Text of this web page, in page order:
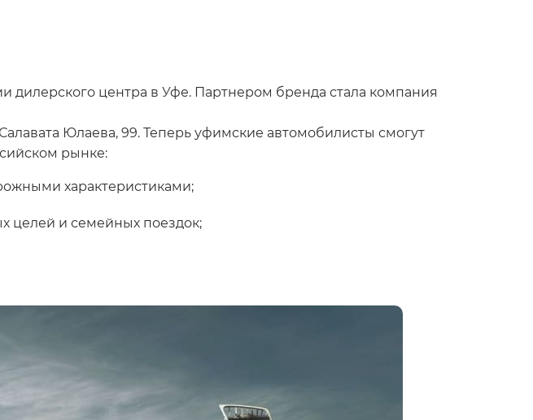
дилерского центра в Уфе. Партнером бренда стала компания
Юлаева, 99. Теперь уфимские автомобилисты смогут
рынке:
характеристиками;
целей и семейных поездок;